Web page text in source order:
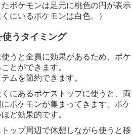
ポケモンは足元に桃色の円が表示
にいるポケモンは白色。）
うタイミング
うと全員に効果があるため、ポケ
とができます。
ムを節約できます。
にあるポケストップに使うと、両
ポケモンが集まってきます。ポケ
ど効果的です。
ップ周辺で休憩しながら使うと移